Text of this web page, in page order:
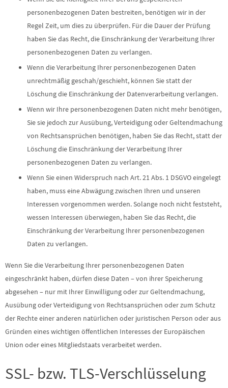
personenbezogenen Daten bestreiten, benötigen wir in der
Regel Zeit, um dies zu überprüfen. Für die Dauer der Prüfung
haben Sie das Recht, die Einschränkung der Verarbeitung Ihrer
personenbezogenen Daten zu verlangen.
Wenn die Verarbeitung Ihrer personenbezogenen Daten
unrechtmäßig geschah/geschieht, können Sie statt der
Löschung die Einschränkung der Datenverarbeitung verlangen.
Wenn wir Ihre personenbezogenen Daten nicht mehr benötigen,
Sie sie jedoch zur Ausübung, Verteidigung oder Geltendmachung
von Rechtsansprüchen benötigen, haben Sie das Recht, statt der
Löschung die Einschränkung der Verarbeitung Ihrer
personenbezogenen Daten zu verlangen.
Wenn Sie einen Widerspruch nach Art. 21 Abs. 1 DSGVO eingelegt
haben, muss eine Abwägung zwischen Ihren und unseren
Interessen vorgenommen werden. Solange noch nicht feststeht,
wessen Interessen überwiegen, haben Sie das Recht, die
Einschränkung der Verarbeitung Ihrer personenbezogenen
Daten zu verlangen.
Wenn Sie die Verarbeitung Ihrer personenbezogenen Daten
eingeschränkt haben, dürfen diese Daten – von ihrer Speicherung
abgesehen – nur mit Ihrer Einwilligung oder zur Geltendmachung,
Ausübung oder Verteidigung von Rechtsansprüchen oder zum Schutz
der Rechte einer anderen natürlichen oder juristischen Person oder aus
Gründen eines wichtigen öffentlichen Interesses der Europäischen
Union oder eines Mitgliedstaats verarbeitet werden.
SSL- bzw. TLS-Verschlüsselung